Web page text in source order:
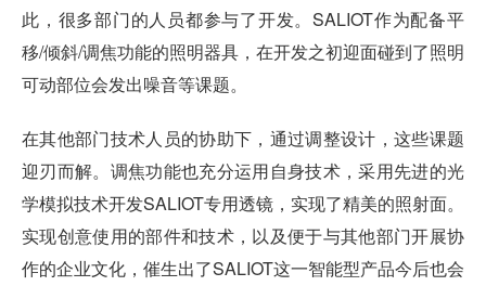
此，很多部门的人员都参与了开发。SALIOT作为配备平
移/倾斜/调焦功能的照明器具，在开发之初迎面碰到了照明
可动部位会发出噪音等课题。
在其他部门技术人员的协助下，通过调整设计，这些课题
迎刃而解。调焦功能也充分运用自身技术，采用先进的光
学模拟技术开发SALIOT专用透镜，实现了精美的照射面。
实现创意使用的部件和技术，以及便于与其他部门开展协
作的企业文化，催生出了SALIOT这一智能型产品今后也会